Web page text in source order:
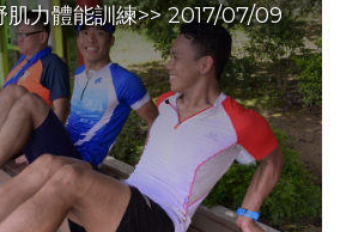
力體能訓練>> 2017/07/09